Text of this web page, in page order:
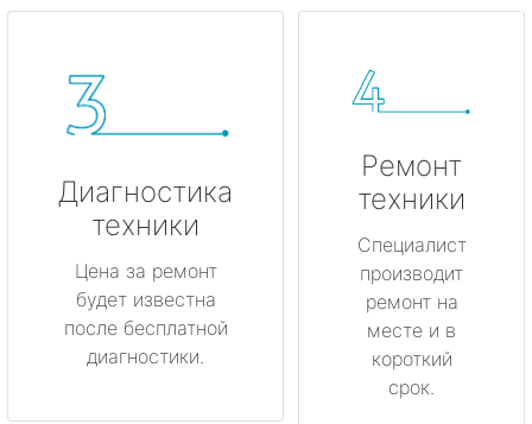
Диагностика
техники
Цена за ремонт
будет известна
после бесплатной
диагностики.
Ремонт
техники
Специалист
производит
ремонт на
месте и в
короткий
срок.